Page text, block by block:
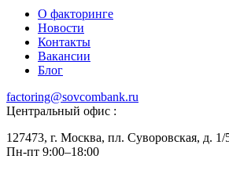
О факторинге
Новости
Контакты
Вакансии
Блог
factoring@sovcombank.ru
Центральный офис :
127473, г. Москва, пл. Суворовская, д. 1/
Пн-пт 9:00–18:00